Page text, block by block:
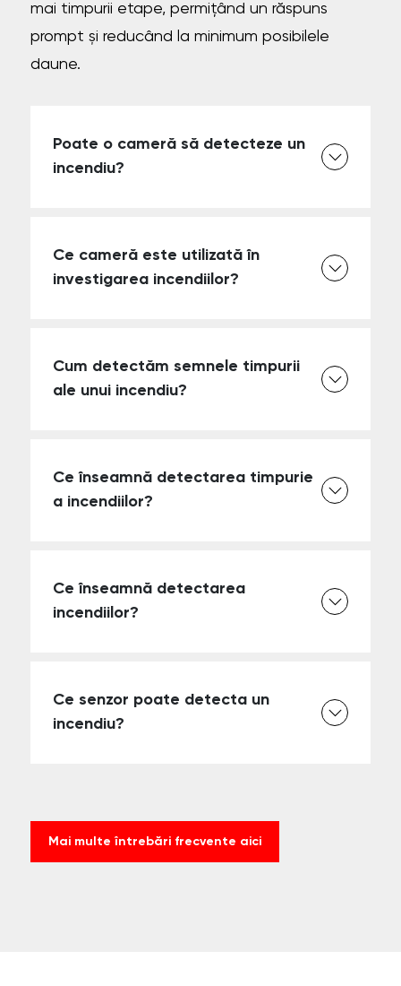
mai timpurii etape, permițând un răspuns
prompt și reducând la minimum posibilele
daune.
Poate o cameră să detecteze un
incendiu?
Ce cameră este utilizată în
investigarea incendiilor?
Cum detectăm semnele timpurii
ale unui incendiu?
Ce înseamnă detectarea timpurie
a incendiilor?
Ce înseamnă detectarea
incendiilor?
Ce senzor poate detecta un
incendiu?
Mai multe întrebări frecvente aici